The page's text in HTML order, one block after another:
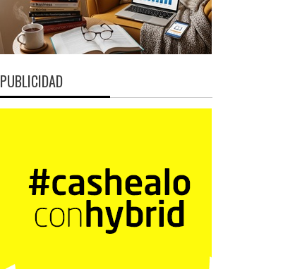
PUBLICIDAD